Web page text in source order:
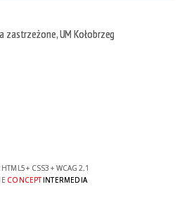
zastrzeżone, UM Kołobrzeg
HTML5+ CSS3 + WCAG 2.1
CONCEPTINTERMEDIA